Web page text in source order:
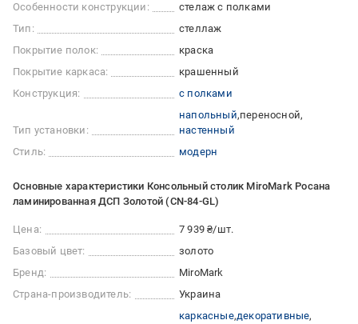
Особенности конструкции:
стелаж с полками
Тип:
стеллаж
Покрытие полок:
краска
Покрытие каркаса:
крашенный
Конструкция:
с полками
Тип установки:
напольный переносной
настенный
Стиль:
модерн
Основные характеристики Консольный столик MiroMark Росана
ламинированная ДСП Золотой (CN-84-GL)
Цена:
7 939 ₴/шт.
Базовый цвет:
золото
Бренд:
MiroMark
Страна-производитель:
Украина
каркасные декоративные